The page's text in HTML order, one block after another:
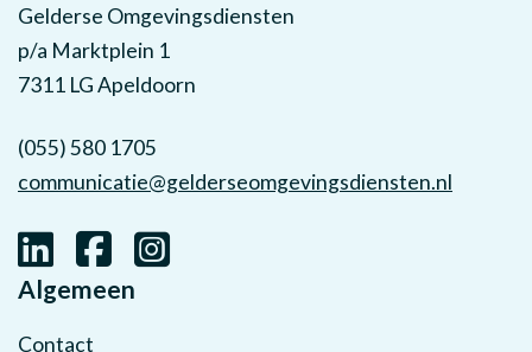
Gelderse Omgevingsdiensten
p/a Marktplein 1
7311 LG Apeldoorn
(055) 580 1705
communicatie@gelderseomgevingsdiensten.nl
Algemeen
Contact